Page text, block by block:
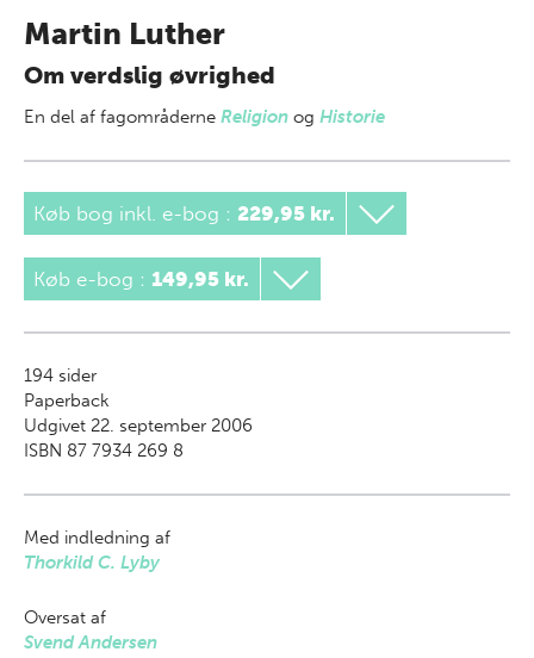
Martin Luther
Om verdslig øvrighed
En del af fagområderne Religion og Historie
Køb bog inkl. e-bog : 229,95 kr.
Køb e-bog : 149,95 kr.
194 sider
Paperback
Udgivet 22. september 2006
ISBN 87 7934 269 8
Med indledning af
Thorkild C. Lyby
Oversat af
Svend Andersen